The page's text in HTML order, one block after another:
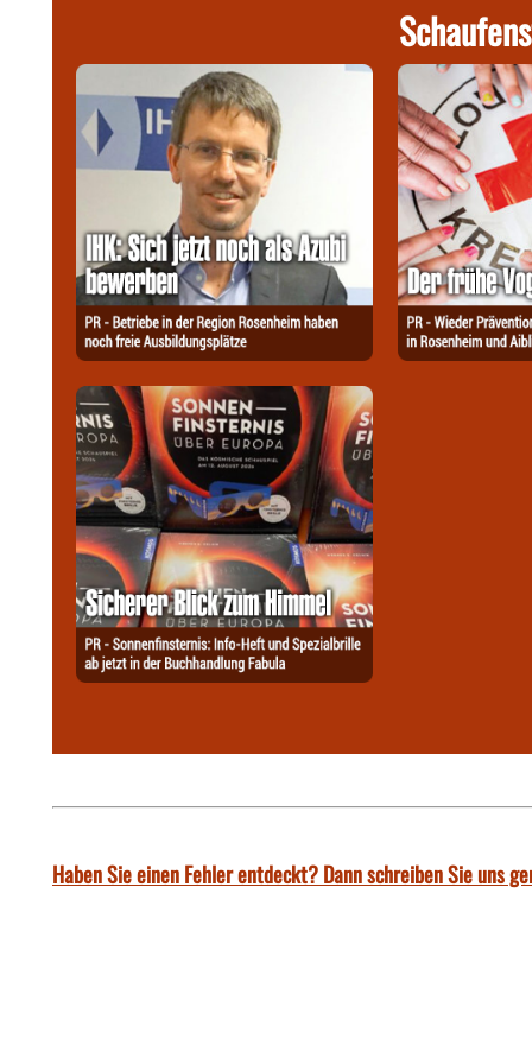
Haben Sie einen Fehler entdeckt? Dann schreiben Sie uns